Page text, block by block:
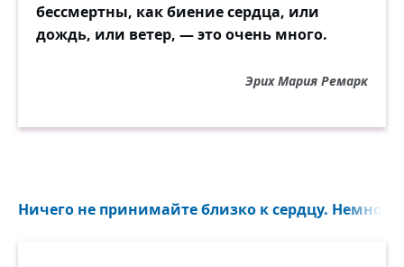
бессмертны, как биение сердца, или
дождь, или ветер, — это очень много.
Эрих Мария Ремарк
Ничего не принимайте близко к сердцу.